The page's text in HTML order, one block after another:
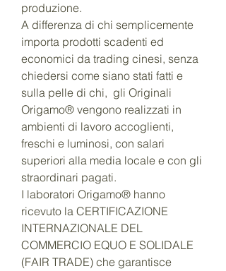
produzione.
A differenza di chi semplicemente
importa prodotti scadenti ed
economici da trading cinesi, senza
chiedersi come siano stati fatti e
sulla pelle di chi, gli Originali
Origamo® vengono realizzati in
ambienti di lavoro accoglienti,
freschi e luminosi, con salari
superiori alla media locale e con gli
straordinari pagati.
I laboratori Origamo® hanno
ricevuto la CERTIFICAZIONE
INTERNAZIONALE DEL
COMMERCIO EQUO E SOLIDALE
(FAIR TRADE) che garantisce